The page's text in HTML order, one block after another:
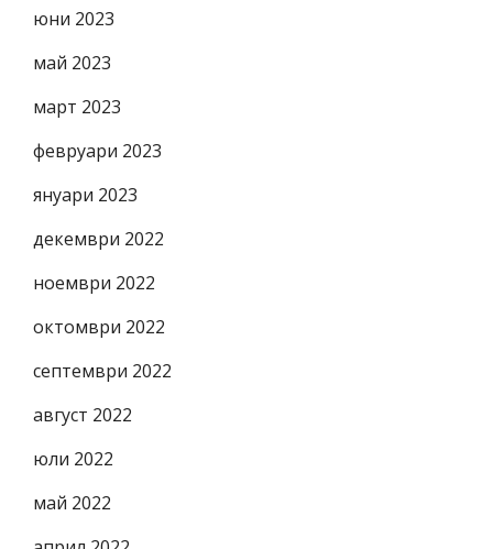
юни 2023
май 2023
март 2023
февруари 2023
януари 2023
декември 2022
ноември 2022
октомври 2022
септември 2022
август 2022
юли 2022
май 2022